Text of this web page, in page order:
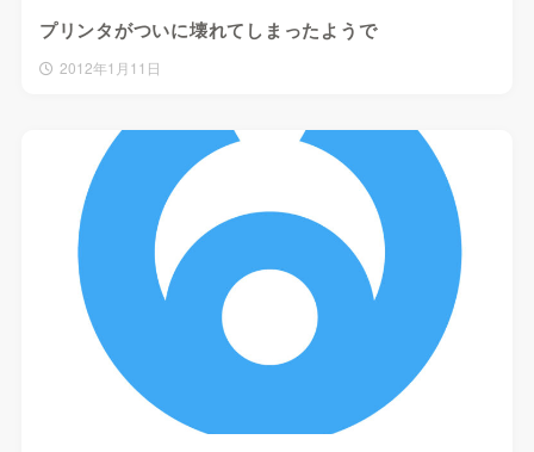
プリンタがついに壊れてしまったようで
2012年1月11日